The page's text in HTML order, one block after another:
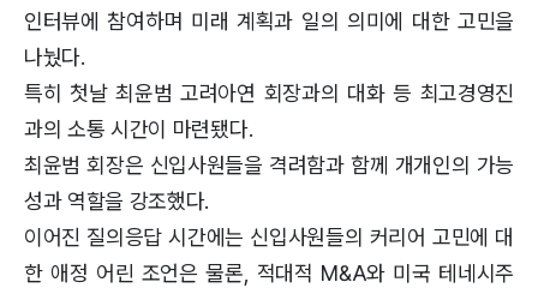
인터뷰에 참여하며 미래 계획과 일의 의미에 대한 고민을
나눴다.
특히 첫날 최윤범 고려아연 회장과의 대화 등 최고경영진
과의 소통 시간이 마련됐다.
최윤범 회장은 신입사원들을 격려함과 함께 개개인의 가능
성과 역할을 강조했다.
이어진 질의응답 시간에는 신입사원들의 커리어 고민에 대
한 애정 어린 조언은 물론, 적대적 M&A와 미국 테네시주